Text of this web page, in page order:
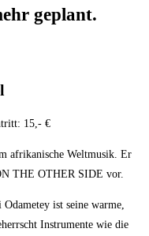
geplant.
15,- €
afrikanische Weltmusik. Er
THE OTHER SIDE vor.
ist seine warme,
Instrumente wie die